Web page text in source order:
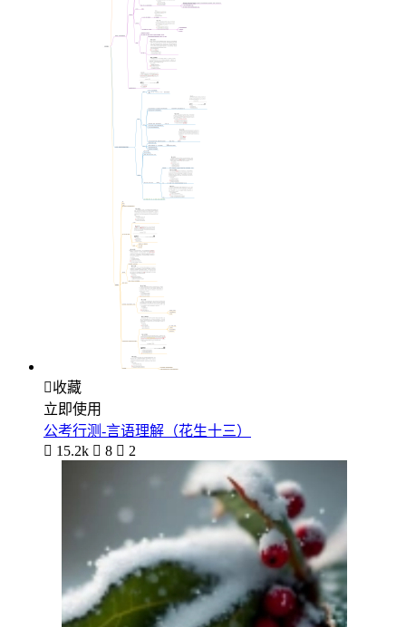
收藏
立即使用
公考行测-言语理解（花生十三）
 15.2k  8  2